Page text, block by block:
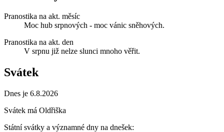
Pranostika na akt. měsíc
Moc hub srpnových - moc vánic sněhových.
Pranostika na akt. den
V srpnu již nelze slunci mnoho věřit.
Svátek
Dnes je 6.8.2026
Svátek má Oldřiška
Státní svátky a významné dny na dnešek: